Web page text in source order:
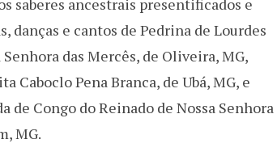
danças e cantos de Pedrina de Lourdes
das Mercês, de Oliveira, MG,
Pena Branca, de Ubá, MG, e
de Congo do Reinado de Nossa Senhora
MG.